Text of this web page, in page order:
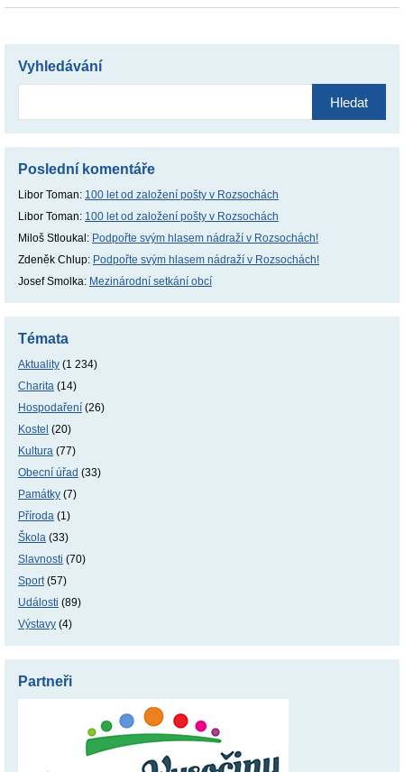
Vyhledávání
Poslední komentáře
Libor Toman: 100 let od založení pošty v Rozsochách
Libor Toman: 100 let od založení pošty v Rozsochách
Miloš Stloukal : Podpořte svým hlasem nádraží v Rozsochách!
Zdeněk Chlup: Podpořte svým hlasem nádraží v Rozsochách!
Josef Smolka: Mezinárodní setkání obcí
Témata
Aktuality (1 234)
Charita (14)
Hospodaření (26)
Kostel (20)
Kultura (77)
Obecní úřad (33)
Památky (7)
Příroda (1)
Škola (33)
Slavnosti (70)
Sport(57)
Události (89)
Výstavy (4)
Partneři